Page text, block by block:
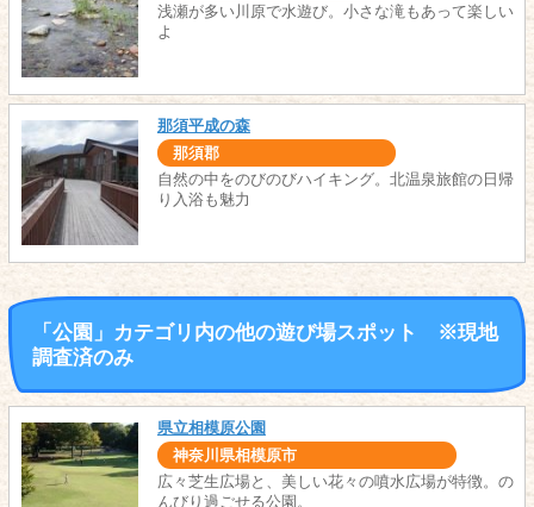
浅瀬が多い川原で水遊び。小さな滝もあって楽しい
よ
那須平成の森
那須郡
自然の中をのびのびハイキング。北温泉旅館の日帰
り入浴も魅力
「公園」カテゴリ内の他の遊び場スポット ※現地
調査済のみ
県立相模原公園
神奈川県相模原市
広々芝生広場と、美しい花々の噴水広場が特徴。の
んびり過ごせる公園。